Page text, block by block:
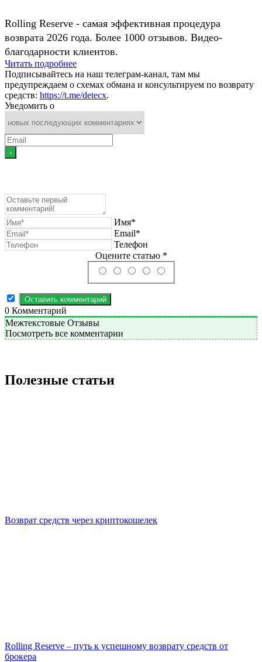
Rolling Reserve - самая эффективная процедура
возврата 2026 года. Более 1000 отзывов. Видео-
благодарности клиентов.
Читать подробнее
Подписывайтесь на наш телеграм-канал, там мы
предупреждаем о схемах обмана и консультируем по возврату
средств: https://t.me/detecx.
Уведомить о
Имя*
Email*
Телефон
Оцените статью *
0 Комментарий
Межтекстовые Отзывы
Посмотреть все комментарии
Полезные статьи
Возврат средств через криптокошелек
Rolling Reserve – путь к успешному возврату средств от
брокера